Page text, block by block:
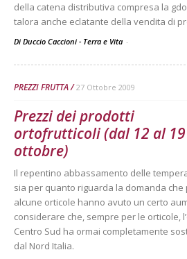
della catena distributiva compresa la
talora anche eclatante della vendita di
Di Duccio Caccioni - Terra e Vita -
PREZZI FRUTTA 27 Ottobre 2009
Prezzi dei prodotti
ortofrutticoli (dal 12 al 19
ottobre)
Il repentino abbassamento delle
sia per quanto riguarda la domanda che
alcune orticole hanno avuto un certo
considerare che, sempre per le orticole,
Centro Sud ha ormai completamente
dal Nord Italia.